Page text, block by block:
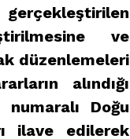
gerçekleştirilen
ve
düzenlemeleri
alındığı
Doğu
ilave edilerek